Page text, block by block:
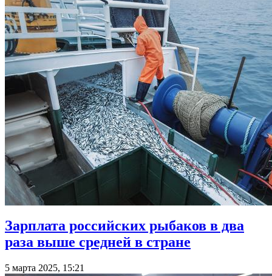
Зарплата российских рыбаков в два
раза выше средней в стране
5 марта 2025, 15:21